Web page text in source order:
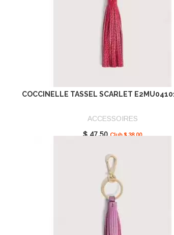
COCCINELLE TASSEL SCARLET
ACCESSOIRES
$ 47.50Club $ 38.00